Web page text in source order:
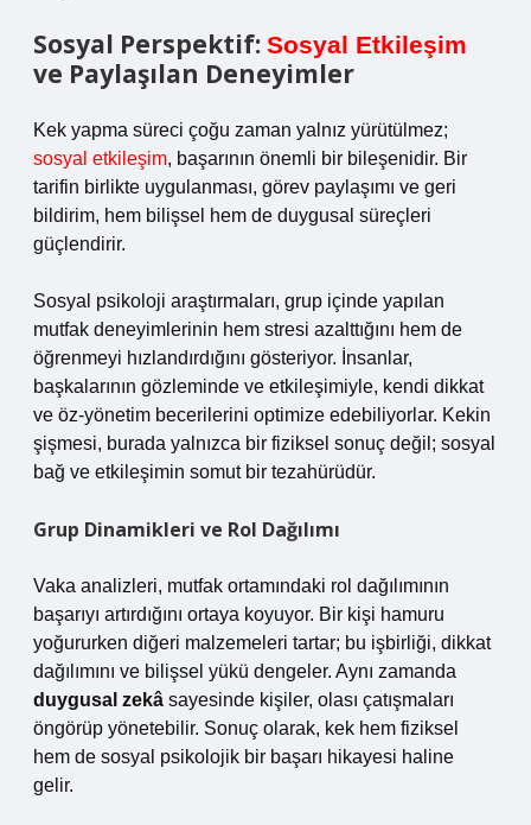
Sosyal Perspektif: Sosyal Etkileşim
ve Paylaşılan Deneyimler
Kek yapma süreci çoğu zaman yalnız yürütülmez;
sosyal etkileşim, başarının önemli bir bileşenidir. Bir
tarifin birlikte uygulanması, görev paylaşımı ve geri
bildirim, hem bilişsel hem de duygusal süreçleri
güçlendirir.
Sosyal psikoloji araştırmaları, grup içinde yapılan
mutfak deneyimlerinin hem stresi azalttığını hem de
öğrenmeyi hızlandırdığını gösteriyor. İnsanlar,
başkalarının gözleminde ve etkileşimiyle, kendi dikkat
ve öz-yönetim becerilerini optimize edebiliyorlar. Kekin
şişmesi, burada yalnızca bir fiziksel sonuç değil; sosyal
bağ ve etkileşimin somut bir tezahürüdür.
Grup Dinamikleri ve Rol Dağılımı
Vaka analizleri, mutfak ortamındaki rol dağılımının
başarıyı artırdığını ortaya koyuyor. Bir kişi hamuru
yoğururken diğeri malzemeleri tartar; bu işbirliği, dikkat
dağılımını ve bilişsel yükü dengeler. Aynı zamanda
duygusal zekâ sayesinde kişiler, olası çatışmaları
öngörüp yönetebilir. Sonuç olarak, kek hem fiziksel
hem de sosyal psikolojik bir başarı hikayesi haline
gelir.